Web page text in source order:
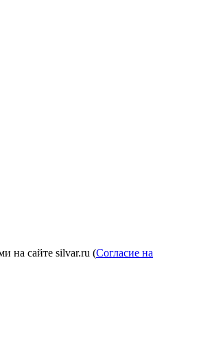
на сайте silvar.ru (Согласие на